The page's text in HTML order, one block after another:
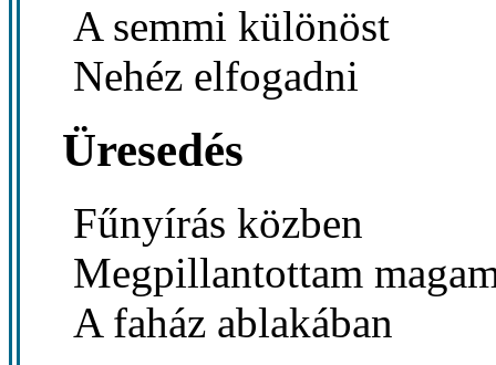
A semmi különöst
Nehéz elfogadni
Üresedés
Fűnyírás közben
Megpillantottam
A faház ablakában